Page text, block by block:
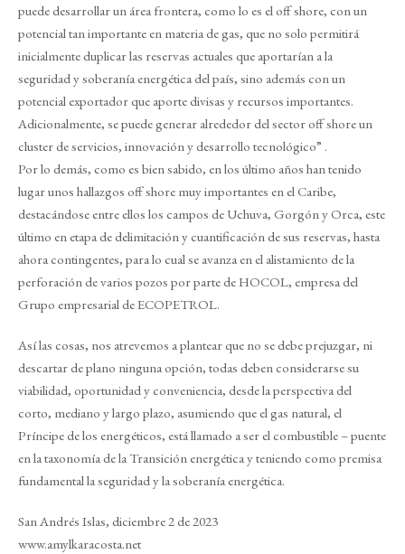
puede desarrollar un área frontera, como lo es el off shore, con un
potencial tan importante en materia de gas, que no solo permitirá
inicialmente duplicar las reservas actuales que aportarían a la
seguridad y soberanía energética del país, sino además con un
potencial exportador que aporte divisas y recursos importantes.
Adicionalmente, se puede generar alrededor del sector off shore un
cluster de servicios, innovación y desarrollo tecnológico” .
Por lo demás, como es bien sabido, en los último años han tenido
lugar unos hallazgos off shore muy importantes en el Caribe,
destacándose entre ellos los campos de Uchuva, Gorgón y Orca, este
último en etapa de delimitación y cuantificación de sus reservas, hasta
ahora contingentes, para lo cual se avanza en el alistamiento de la
perforación de varios pozos por parte de HOCOL, empresa del
Grupo empresarial de ECOPETROL.
Así las cosas, nos atrevemos a plantear que no se debe prejuzgar, ni
descartar de plano ninguna opción, todas deben considerarse su
viabilidad, oportunidad y conveniencia, desde la perspectiva del
corto, mediano y largo plazo, asumiendo que el gas natural, el
Príncipe de los energéticos, está llamado a ser el combustible – puente
en la taxonomía de la Transición energética y teniendo como premisa
fundamental la seguridad y la soberanía energética.
San Andrés Islas, diciembre 2 de 2023
www.amylkaracosta.net